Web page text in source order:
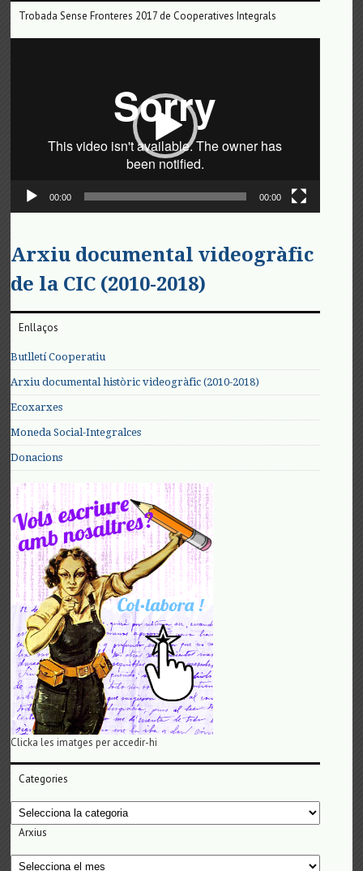
Trobada Sense Fronteres 2017 de Cooperatives Integrals
00:00 00:00
Arxiu documental videogràfic
de la CIC (2010-2018)
Enllaços
Butlletí Cooperatiu
Arxiu documental històric videogràfic (2010-2018)
Ecoxarxes
Moneda Social-Integralces
Donacions
Clicka les imatges per accedir-hi
Categories
Categories
Arxius
Arxius